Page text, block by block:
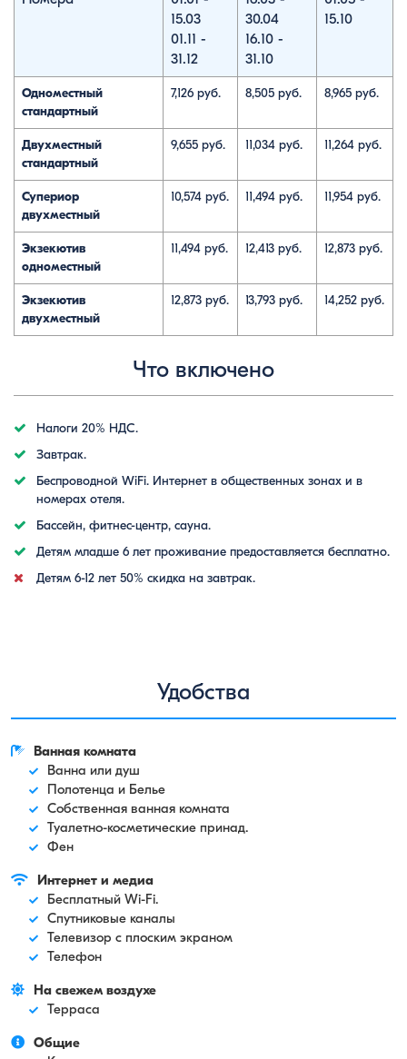
15.03
01.11 -
31.12
30.04
16.10 -
31.10
15.10
Одноместный
стандартный
7,126 руб. 8,505 руб. 8,965 руб.
Двухместный
стандартный
9,655 руб. 11,034 руб. 11,264 руб.
Супериор
двухместный
10,574 руб. 11,494 руб. 11,954 руб.
Экзекютив
одноместный
11,494 руб. 12,413 руб. 12,873 руб.
Экзекютив
двухместный
12,873 руб. 13,793 руб. 14,252 руб.
Что включено
Налоги 20% НДС.
Завтрак.
Беспроводной WiFi. Интернет в общественных зонах и в
номерах отеля.
Бассейн, фитнес-центр, сауна.
Детям младше 6 лет проживание предоставляется бесплатно.
Детям 6-12 лет 50% скидка на завтрак.
Удобства
Ванная комната
Ванна или душ
Полотенца и Белье
Собственная ванная комната
Туалетно-косметические принад.
Фен
Интернет и медиа
Бесплатный Wi-Fi.
Спутниковые каналы
Телевизор с плоским экраном
Телефон
На свежем воздухе
Терраса
Общие